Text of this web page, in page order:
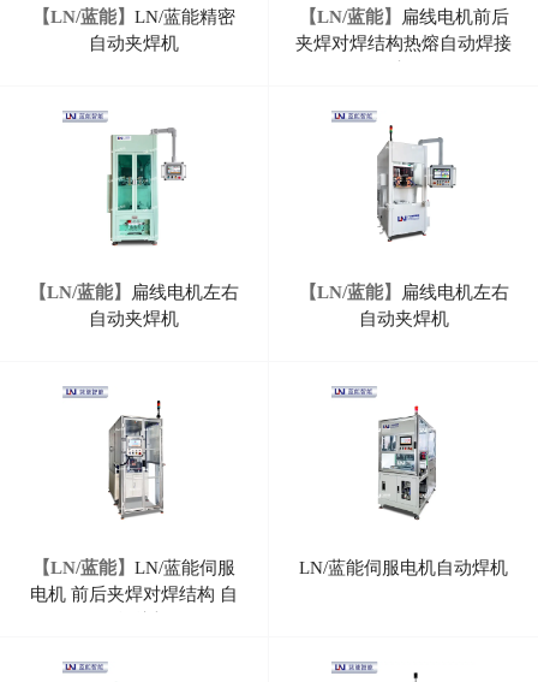
【LN/蓝能】 LN/蓝能精密
自动夹焊机
【LN/蓝能】
扁线电机前后
夹焊对焊结构热熔自动焊接
【LN/蓝能】
扁线电机左右
自动夹焊机
【LN/蓝能】
扁线电机左右
自动夹焊机
【LN/蓝能】 LN/蓝能伺服
电机 前后夹焊对焊结构 自
LN/蓝能伺服电机自动焊机